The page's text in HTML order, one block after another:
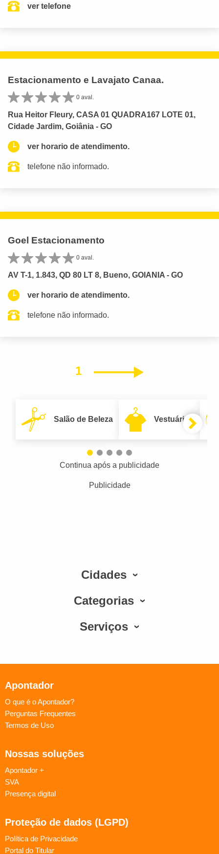
ver telefone
Estacionamento e Lavajato Canaa.
0 aval.
Rua Heitor Fleury, CASA 01 QUADRA167 LOTE 01,
Cidade Jardim, Goiânia - GO
ver horario de atendimento.
telefone não informado.
Goel Estacionamento
0 aval.
AV T-1, 1.843, QD 80 LT 8, Bueno, GOIANIA - GO
ver horario de atendimento.
telefone não informado.
1 Próximo
Salão de Beleza Vestuário
Continua após a publicidade
Publicidade
Cidades
Categorias
Serviços
Apontador
O que é o Apontador?
Perguntas Frequentes
Termos de Uso
Nossas soluções
Apontador +
SVA
Presença digital
Proteção de dados (LGPD)
Política de Privacidade
Portal do Titular